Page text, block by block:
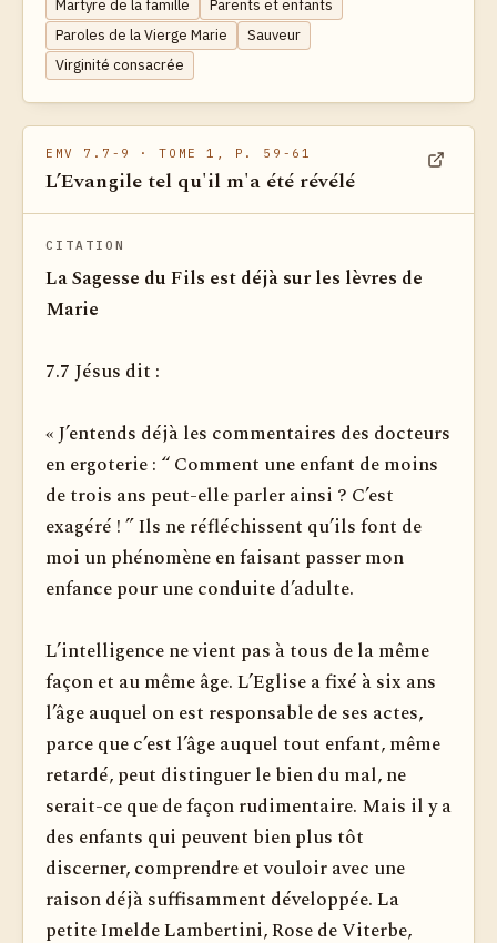
Martyre de la famille
Parents et enfants
Paroles de la Vierge Marie
Sauveur
Virginité consacrée
EMV 7.7-9 · TOME 1, P. 59-61
L’Evangile tel qu'il m'a été révélé
CITATION
La Sagesse du Fils est déjà sur les lèvres de
Marie
7.7 Jésus dit :
« J’entends déjà les commentaires des docteurs
en ergoterie : “ Comment une enfant de moins
de trois ans peut-elle parler ainsi ? C’est
exagéré ! ” Ils ne réfléchissent qu’ils font de
moi un phénomène en faisant passer mon
enfance pour une conduite d’adulte.
L’intelligence ne vient pas à tous de la même
façon et au même âge. L’Eglise a fixé à six ans
l’âge auquel on est responsable de ses actes,
parce que c’est l’âge auquel tout enfant, même
retardé, peut distinguer le bien du mal, ne
serait-ce que de façon rudimentaire. Mais il y a
des enfants qui peuvent bien plus tôt
discerner, comprendre et vouloir avec une
raison déjà suffisamment développée. La
petite Imelde Lambertini, Rose de Viterbe,